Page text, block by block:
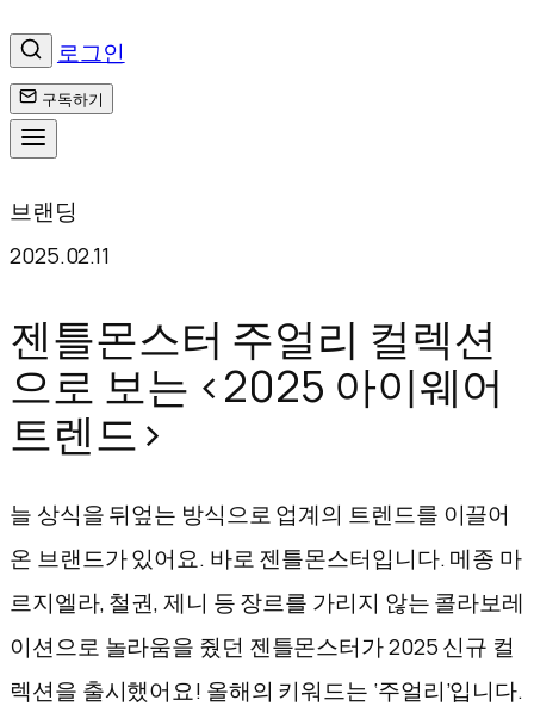
로그인
구독하기
텐
츠
로
바
로
가
브랜딩
2025.02.11
젠틀몬스터 주얼리 컬렉션
으로 보는 <2025 아이웨어
트렌드>
늘 상식을 뒤엎는 방식으로 업계의 트렌드를 이끌어
온 브랜드가 있어요. 바로 젠틀몬스터입니다. 메종 마
르지엘라, 철권, 제니 등 장르를 가리지 않는 콜라보레
이션으로 놀라움을 줬던 젠틀몬스터가 2025 신규 컬
렉션을 출시했어요! 올해의 키워드는 ‘주얼리’입니다.